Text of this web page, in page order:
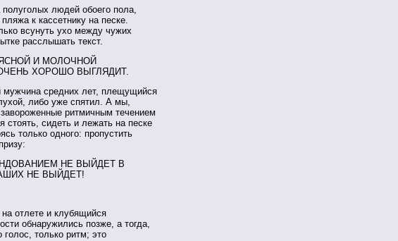
людей обоего пола,
к кассетнику на песке.
всунуть ухо между чужих
расслышать текст.
И МОЛОЧНОЙ
ХОРОШО ВЫГЛЯДИТ.
мужчина средних лет, плещущийся
либо уже спятил. А мы,
ритмичным течением
стоять, сидеть и лежать на песке
только одного: пропустить
НЕ ВЫЙДЕТ В
НЕ ВЫЙДЕТ!
отлете и клубящийся
обнаружились позже, а тогда,
только ритм; это